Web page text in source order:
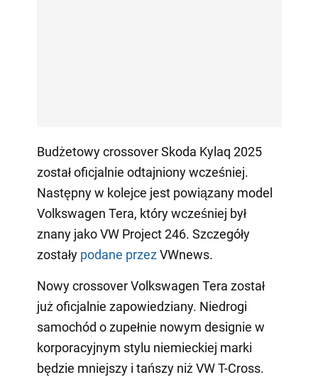
Budżetowy crossover Skoda Kylaq 2025
został oficjalnie odtajniony wcześniej.
Następny w kolejce jest powiązany model
Volkswagen Tera, który wcześniej był
znany jako VW Project 246. Szczegóły
zostały podane przezVWnews.
Nowy crossover Volkswagen Tera został
już oficjalnie zapowiedziany. Niedrogi
samochód o zupełnie nowym designie w
korporacyjnym stylu niemieckiej marki
będzie mniejszy i tańszy niż VW T-Cross.